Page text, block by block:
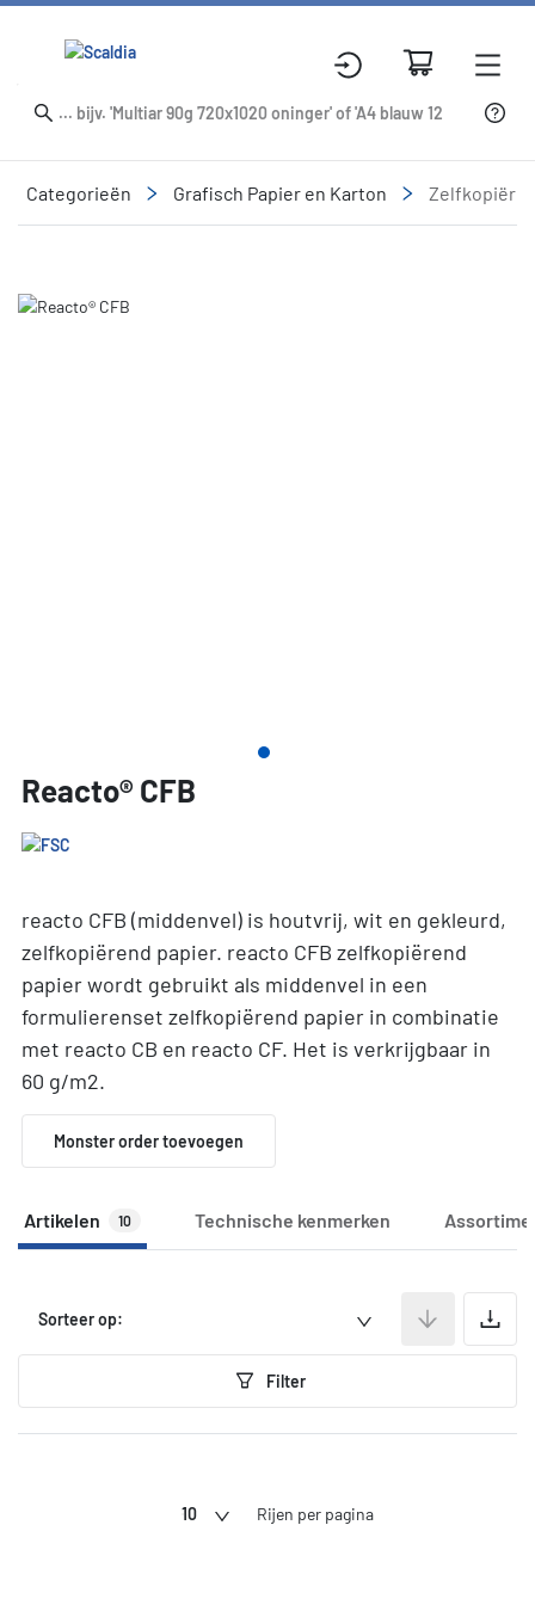
Categorieën Grafisch Papier en Karton
Slide 1 of 1
Reacto® CFB
reacto CFB (middenvel) is houtvrij, wit en gekleurd,
zelfkopiërend papier. reacto CFB zelfkopiërend
papier wordt gebruikt als middenvel in een
formulierenset zelfkopiërend papier in combinatie
met reacto CB en reacto CF. Het is verkrijgbaar in
60 g/m2.
Monster order toevoegen
Artikelen 10 Technische kenmerken
Sorteer op:
Filter
10 Rijen per pagina